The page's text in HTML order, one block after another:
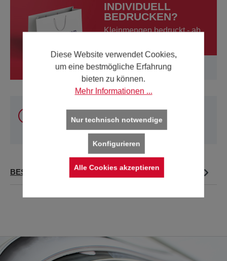
INDIVIDUELL
BEDRUCKEN?
Kleinmengen bedruckt - ab
Mehr erfahren
Sie können unsere Produkteinnerhalb Österreich
und Deutschlandonline kaufen. Für alle anderen
Länder verwenden Sie bitte unsereKontakt-Seite
BESCHREIBUNG
Diese Website verwendet Cookies,
um eine bestmögliche Erfahrung
bieten zu können.
Mehr Informationen ...
Nur technisch notwendige
Konfigurieren
Alle Cookies akzeptieren